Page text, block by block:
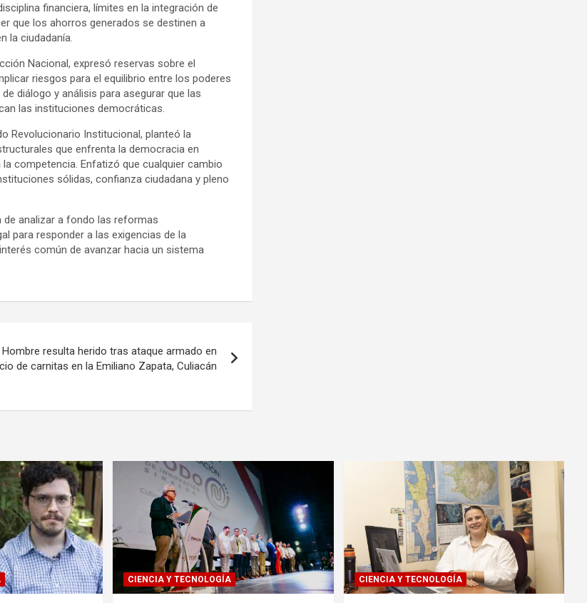
financiera, límites en la integración de
que los ahorros generados se destinen a
la ciudadanía.
Nacional, expresó reservas sobre el
riesgos para el equilibrio entre los poderes
diálogo y análisis para asegurar que las
las instituciones democráticas.
Revolucionario Institucional, planteó la
que enfrenta la democracia en
competencia. Enfatizó que cualquier cambio
sólidas, confianza ciudadana y pleno
de analizar a fondo las reformas
para responder a las exigencias de la
común de avanzar hacia un sistema
Hombre resulta herido tras ataque armado en
de carnitas en la Emiliano Zapata, Culiacán
CIENCIA Y TECNOLOGÍA CIENCIA Y TECNOLOGÍA